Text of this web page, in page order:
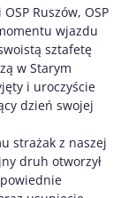
Ruszów, OSP
wjazdu
sztafetę
w Starym
i uroczyście
dzień swojej
strażak z naszej
druh otworzył